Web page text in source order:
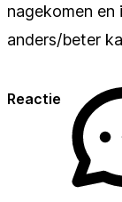
nagekomen
anders/beter
Reactie